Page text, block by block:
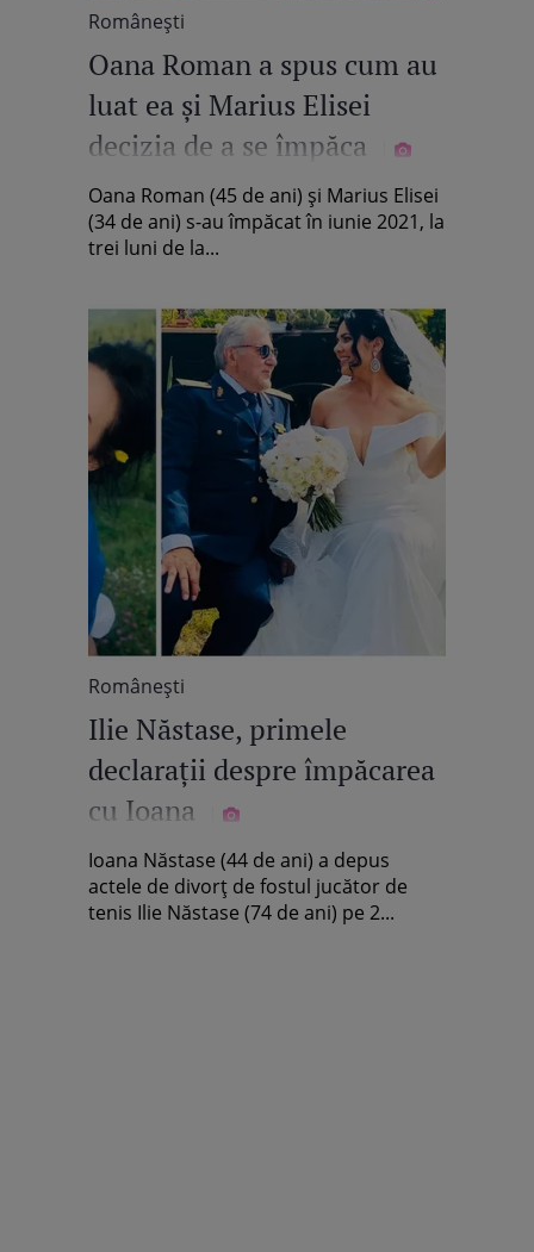
Româneşti
Oana Roman a spus cum au
luat ea și Marius Elisei
decizia de a se împăca
Oana Roman (45 de ani) și Marius Elisei
(34 de ani) s-au împăcat în iunie 2021, la
trei luni de la...
Româneşti
Ilie Năstase, primele
declarații despre împăcarea
cu Ioana
Ioana Năstase (44 de ani) a depus
actele de divorț de fostul jucător de
tenis Ilie Năstase (74 de ani) pe 2...